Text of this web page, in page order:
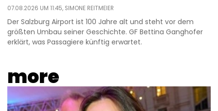
07.08.2026 UM 11:45, SIMONE REITMEIER
Der Salzburg Airport ist 100 Jahre alt und steht vor dem
größten Umbau seiner Geschichte. GF Bettina Ganghofer
erklärt, was Passagiere künftig erwartet.
more